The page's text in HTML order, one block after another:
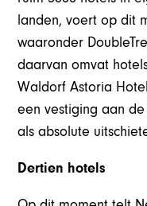
landen, voert op dit
waaronder
daarvan omvat
Waldorf Astoria
een vestiging aan
als absolute
Dertien hotels